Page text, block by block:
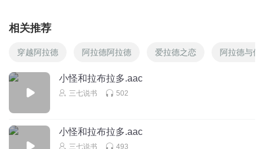
相关推荐
穿越阿拉德 阿拉德阿拉德 爱拉德之恋 阿拉德与传
小怪和拉布拉多.aac
三七说书 502
小怪和拉布拉多.aac
三七说书 493